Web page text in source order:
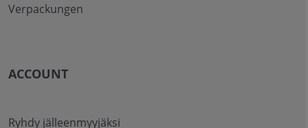
Verpackungen
ACCOUNT
Ryhdy jälleenmyyjäksi